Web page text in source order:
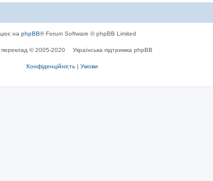
на phpBB® Forum Software © phpBB Limited
переклад © 2005-2020 Українська підтримка phpBB
Конфіденційність | Умови